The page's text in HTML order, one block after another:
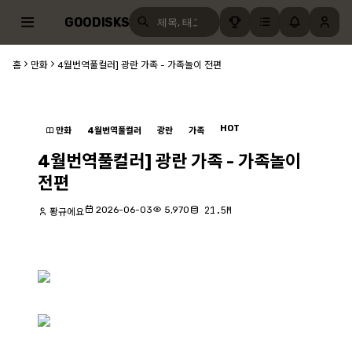
GOODISKS
홈 만화 4월번역풀컬러] 광란 가족 - 가족놀이 전편
만화 4월번역풀컬러 광란 가족 HOT
4월번역풀컬러] 광란 가족 - 가족놀이
전편
퐝규에요 2026-06-03 5,970 21.5M